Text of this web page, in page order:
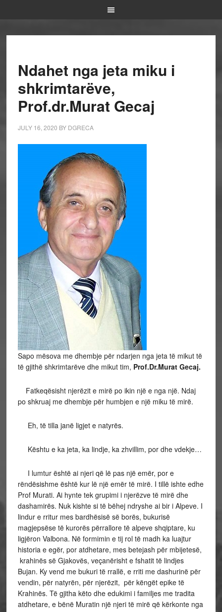
Ndahet nga jeta miku i
shkrimtarëve,
Prof.dr.Murat Gecaj
JULY 16, 2020 BY DGRECA
Sapo mësova me dhembje për ndarjen nga jeta të mikut të
të gjithë shkrimtarëve dhe mikut tim, Prof.Dr.Murat Gecaj.
Fatkeqësisht njerëzit e mirë po ikin një e nga një. Ndaj
po shkruaj me dhembje për humbjen e një miku të mirë.
Eh, të tilla janë ligjet e natyrës.
Kështu e ka jeta, ka lindje, ka zhvillim, por dhe vdekje…
I lumtur është ai njeri që lë pas një emër, por e
rëndësishme është kur lë një emër të mirë. I tillë ishte edhe
Prof Murati. Ai hynte tek grupimi i njerëzve të mirë dhe
dashamirës. Nuk kishte si të bëhej ndryshe ai bir i Alpeve. I
lindur e rritur mes bardhësisë së borës, bukurisë
magjepsëse të kurorës përrallore të alpeve shqiptare, ku
ligjëron Valbona. Në formimin e tij rol të madh ka luajtur
historia e egër, por atdhetare, mes betejash për mbijetesë,
krahinës së Gjakovës, veçanërisht e fshatit të lindjes
Bujan. Ky vend me bukuri të rrallë, e rriti me dashurinë për
vendin, për natyrën, për njerëzit, për këngët epike të
Krahinës. Të gjitha këto dhe edukimi i familjes me tradita
atdhetare, e bënë Muratin një njeri të mirë që kërkonte nga